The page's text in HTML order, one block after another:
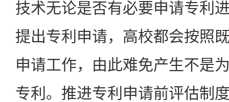
技术无论是否有必要申请专利
提出专利申请，高校都会按照
申请工作，由此难免产生不是
专利。推进专利申请前评估制